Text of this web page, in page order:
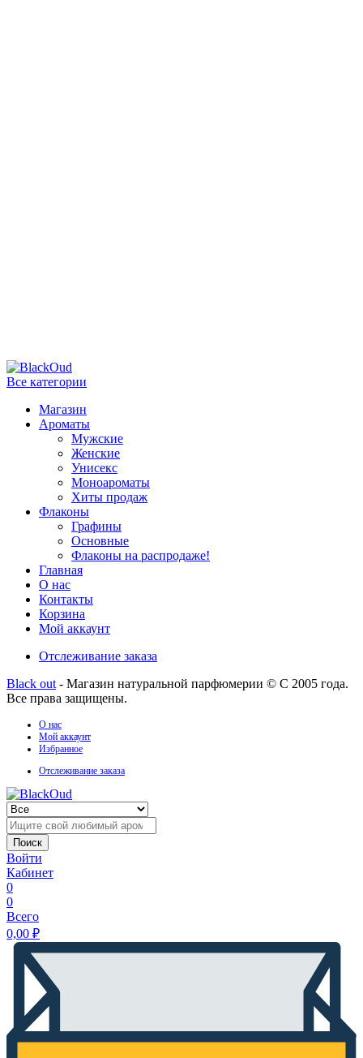
Все категории
Магазин
Ароматы
Мужские
Женские
Унисекс
Моноароматы
Хиты продаж
Флаконы
Графины
Основные
Флаконы на распродаже!
Главная
О нас
Контакты
Корзина
Мой аккаунт
Отслеживание заказа
Black out - Магазин натуральной парфюмерии © С 2005 года.
Все права защищены.
О нас
Мой аккаунт
Избранное
Отслеживание заказа
Поиск
Войти
Кабинет
0
0
Всего
0,00 ₽